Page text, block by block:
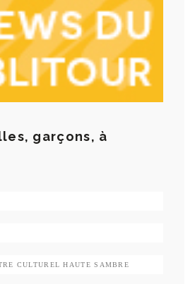
garçons, à
CULTUREL HAUTE SAMBRE